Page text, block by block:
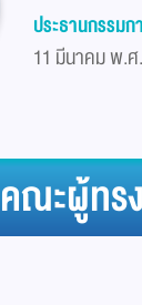
ประธานกรรมก
11 มีนาคม พ.
คณะผู้ท